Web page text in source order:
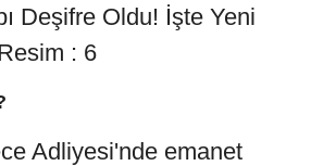
Adliyesi'nde emanet